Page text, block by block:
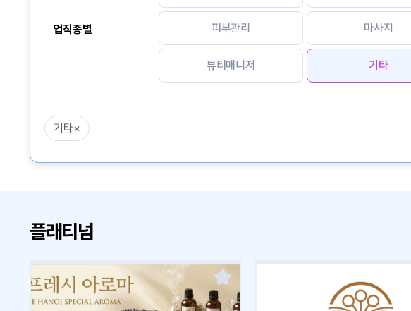
업직종별 피부관리 마사지
뷰티매니저 기타
기타×
플래티넘